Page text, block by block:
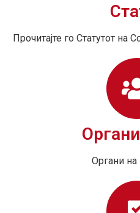
Прочитајте го Статутот на
Органи на